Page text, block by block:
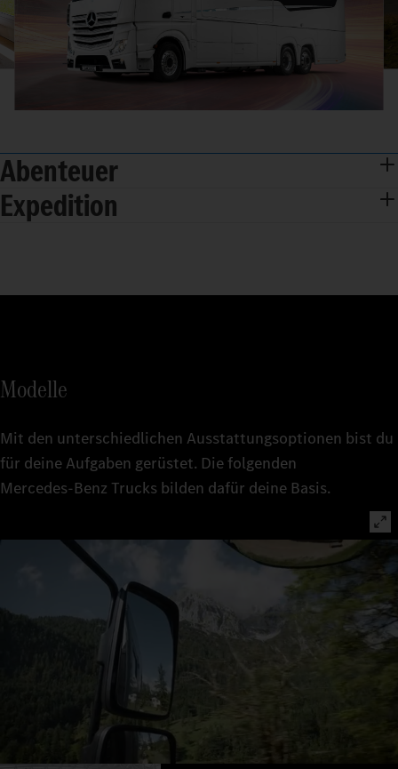
Abenteuer
Expedition
Modelle
Mit den unterschiedlichen Ausstattungsoptionen bist du
für deine Aufgaben gerüstet. Die folgenden
Mercedes‑Benz Trucks bilden dafür deine Basis.